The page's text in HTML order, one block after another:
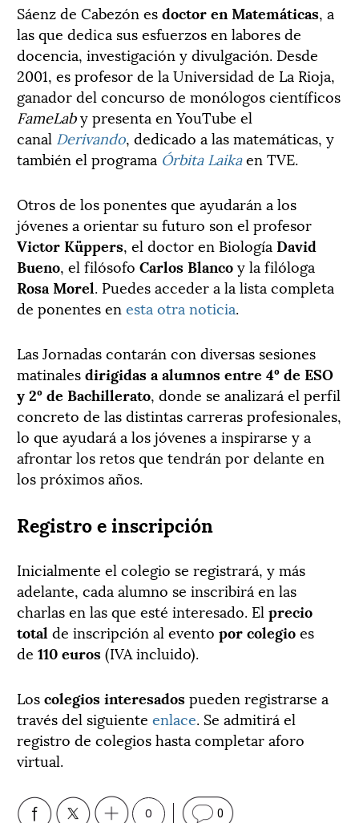
Sáenz de Cabezón esdoctor en Matemáticas, a
las que dedica sus esfuerzos en labores de
docencia, investigación y divulgación. Desde
2001, es profesor de la Universidad de La Rioja,
ganador del concurso de monólogos científicos
FameLaby presenta en YouTube el
canal Derivando, dedicado a las matemáticas, y
también el programa Órbita Laikaen TVE.
Otros de los ponentes que ayudarán a los
jóvenes a orientar su futuro son el profesor
Victor Küppers, el doctor en Biología David
Bueno, el filósofo Carlos Blancoy la filóloga
Rosa Morel. Puedes acceder a la lista completa
de ponentes en esta otra noticia.
Las Jornadas contarán con diversas sesiones
matinalesdirigidas a alumnos entre 4º de ESO
y 2º de Bachillerato, donde se analizará el perfil
concreto de las distintas carreras profesionales,
lo que ayudará a los jóvenes a inspirarse y a
afrontar los retos que tendrán por delante en
los próximos años.
Registro e inscripción
Inicialmente el colegio se registrará, y más
adelante, cada alumno se inscribirá en las
charlas en las que esté interesado. El precio
total de inscripción al evento por colegioes
de 110 euros(IVA incluido).
Loscolegios interesadospueden registrarse a
través del siguiente enlace. Se admitirá el
registro de colegios hasta completar aforo
virtual.
0 0